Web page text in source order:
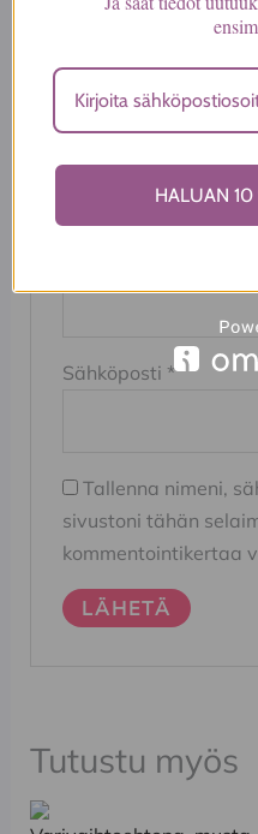
Arviosi*
Sähköposti *
Tallenna nimeni,
sivustoni tähän
kommentointikertaa
Tutustu myös
Tällä
HALUAN